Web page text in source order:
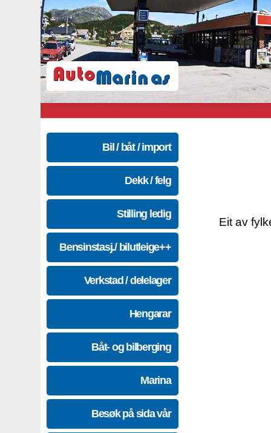
Bil / båt / import
Dekk / felg
Stilling ledig
Bensinstasj./ bilutleige++
Verkstad / delelager
Hengarar
Båt- og bilberging
Marina
Besøk på sida vår
Eit av